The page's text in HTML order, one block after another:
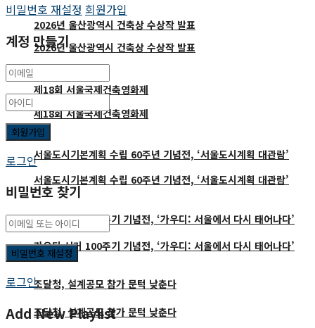
2026년 울산광역시 건축상 수상작 발표
제18회 서울국제건축영화제
서울도시기본계획 수립 60주년 기념전, ‘서울도시계획 대관람’
가우디 서거 100주기 기념전, ‘가우디: 서울에서 다시 태어나다’
조달청, 설계공모 참가 문턱 낮춘다
2026년 울산광역시 건축상 수상작 발표
제18회 서울국제건축영화제
서울도시기본계획 수립 60주년 기념전, ‘서울도시계획 대관람’
가우디 서거 100주기 기념전, ‘가우디: 서울에서 다시 태어나다’
조달청, 설계공모 참가 문턱 낮춘다
비밀번호 재설정 회원가입
계정 만들기
로그인
비밀번호 찾기
로그인
Add New Playlist